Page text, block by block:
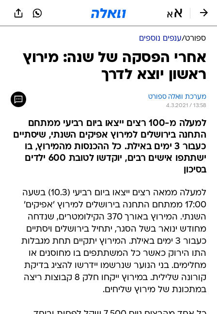
ספורט/ענפים נוספים
אחרי הפסקה של שנה: מירוץ
ראשון יוצא לדרך
מערכת וואלה ספורט
4.3.2021 / 13:58
למעלה מ-100 רצים ייצאו ביום רביעי ממתחם
התחנה בירושלים למירוץ אפיקים השנתי, שיסתיים
כעבור 3 ימים באילת. כל ההכנסות מהמירוץ, בו
ישתתפו אישים רבים, יוקדשו לטובת 600 ילדים
בסיכון
למעלה ממאה רצים ייצאו ביום רביעי (10.3) בשעה
17:00 ממתחם התחנה בירושלים למירוץ 'אפיקים'
השנתי. המירוץ באורך 370 הקילומטרים, שנדחה
מחודש ינואר בשל הסגר, יתחיל בירושלים ויסתיים
כעבור 3 ימים באילת. המירוץ יתקיים תחת מגבלות
התו הירוק כאשר כל המשתתפים בו מחוסנים או
מחלימים. בני הנוער שנרשמו יידרשו להציג בדיקת
קורונה שלילית. במירוץ ייקחו חלק 8 קבוצות ריצה
במתכונת של מירוץ שליחים.